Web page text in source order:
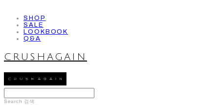
SHOP
SALE
LOOKBOOK
Q&A
CRUSHAGAIN
Search 검색